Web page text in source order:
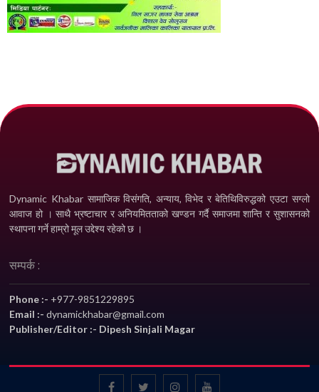
Dynamic Khabar सामाजिक विसंगति, अन्याय, विभेद­ र बेतिथिविरुद्धको एउटा सग्लो
आवाज हो । साथै भ्रष्टाचार र अनियमितताको खण्डन गर्दै समाजमा शान्ति र सुशासनको
स्थापना गर्ने हाम्रो मूल उद्देश्य रहेको छ ।
सम्पर्क :
Phone :- +977-9851229895
Email :-dynamickhabar@gmail.com
Publisher/Editor :- Dipesh Sinjali Magar